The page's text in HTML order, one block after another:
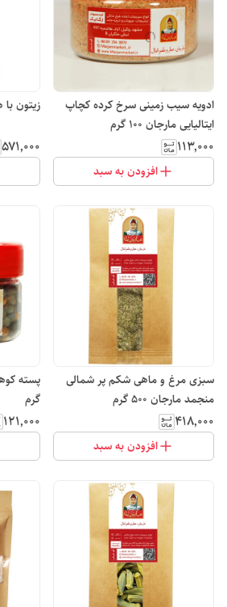
ادویه سیب زمینی سرخ کرده کچاپ
ایتالیایی مارجان 100 گرم
۱۱۳٬۰۰۰
افزودن به سبد
زیتون
۵۷۱٬۰۰۰
سبزی مرغ و ماهی شکم پر شمالی
منجمد مارجان 500 گرم
۴۱۸٬۰۰۰
افزودن به سبد
گرم
۱۲۱٬۰۰۰